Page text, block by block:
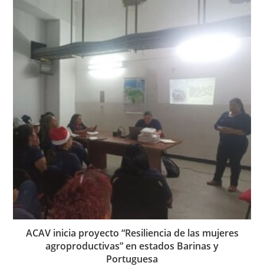
ACAV inicia proyecto “Resiliencia de las mujeres
agroproductivas” en estados Barinas y
Portuguesa